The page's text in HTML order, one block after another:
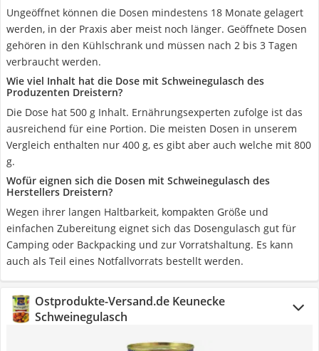
Ungeöffnet können die Dosen mindestens 18 Monate gelagert
werden, in der Praxis aber meist noch länger. Geöffnete Dosen
gehören in den Kühlschrank und müssen nach 2 bis 3 Tagen
verbraucht werden.
Wie viel Inhalt hat die Dose mit Schweinegulasch des
Produzenten Dreistern?
Die Dose hat 500 g Inhalt. Ernährungsexperten zufolge ist das
ausreichend für eine Portion. Die meisten Dosen in unserem
Vergleich enthalten nur 400 g, es gibt aber auch welche mit 800
g.
Wofür eignen sich die Dosen mit Schweinegulasch des
Herstellers Dreistern?
Wegen ihrer langen Haltbarkeit, kompakten Größe und
einfachen Zubereitung eignet sich das Dosengulasch gut für
Camping oder Backpacking und zur Vorratshaltung. Es kann
auch als Teil eines Notfallvorrats bestellt werden.
Ostprodukte-Versand.de Keunecke
Schweinegulasch